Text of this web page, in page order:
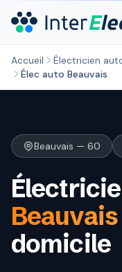
Accueil Électricien
Élec auto Beauvais
Beauvais — 60
Beauvais
domicile